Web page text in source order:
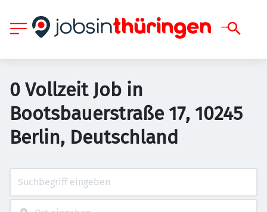
0 Vollzeit Job in
Bootsbauerstraße 17, 10245
Berlin, Deutschland